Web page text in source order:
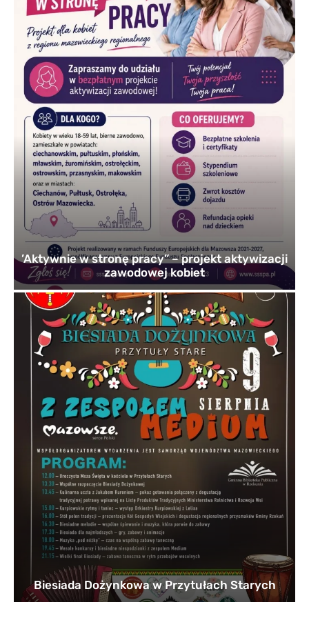
’Aktywnie w stronę pracy” – projekt aktywizacji
zawodowej kobiet
Biesiada Dożynkowa w Przytułach Starych